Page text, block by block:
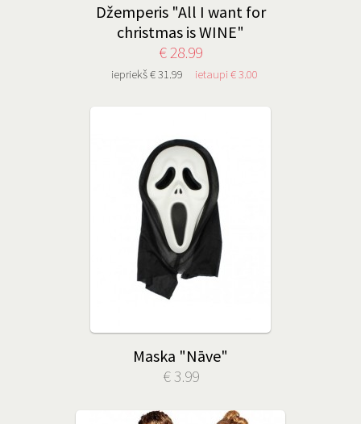
Džemperis "All I want for
christmas is WINE"
€ 28.99
iepriekš € 31.99 ietaupi € 3.00
Maska "Nāve"
€ 3.99